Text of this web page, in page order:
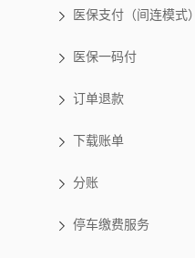
医保支付（间连模式）
医保一码付
订单退款
下载账单
分账
停车缴费服务